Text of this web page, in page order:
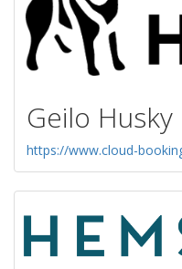
Geilo Husky
https://www.cloud-